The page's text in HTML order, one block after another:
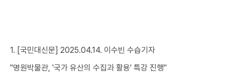
1. [국민대신문] 2025.04.14. 이수빈 수습기자
"명원박물관, '국가 유산의 수집과 활용' 특강 진행"